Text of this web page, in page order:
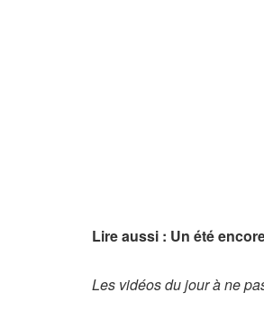
Lire aussi : Un été
Les vidéos du jour à ne